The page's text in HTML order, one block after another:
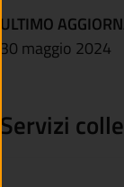
ULTIMO
30 maggio 2024
Servizi